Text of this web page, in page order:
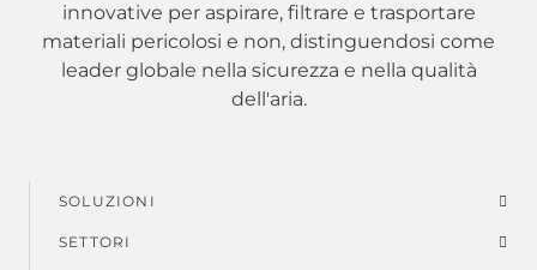
innovative per aspirare, filtrare e trasportare
materiali pericolosi e non, distinguendosi come
leader globale nella sicurezza e nella qualità
dell'aria.
Menu
SOLUZIONI
SETTORI